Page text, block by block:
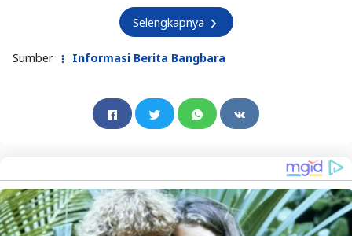
Selengkapnya
Sumber Informasi Berita Bangbara